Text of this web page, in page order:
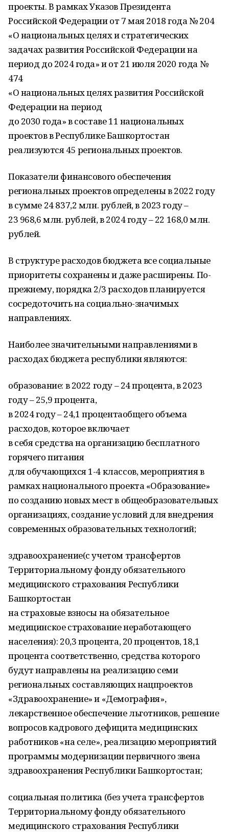
проекты. В рамках Указов Президента
Российской Федерации от 7 мая 2018 года № 204
«О национальных целях и стратегических
задачах развития Российской Федерации на
период до 2024 года» и от 21 июля 2020 года №
474
«О национальных целях развития Российской
Федерации на период
до 2030 года» в составе 11 национальных
проектов в Республике Башкортостан
реализуются 45 региональных проектов.
Показатели финансового обеспечения
региональных проектов определены в 2022 году
в сумме 24 837,2 млн. рублей, в 2023 году –
23 968,6 млн. рублей, в 2024 году – 22 168,0 млн.
рублей.
В структуре расходов бюджета все социальные
приоритеты сохранены и даже расширены. По-
прежнему, порядка 2/3 расходов планируется
сосредоточить на социально-значимых
направлениях.
Наиболее значительными направлениями в
расходах бюджета республики являются:
образование: в 2022 году – 24 процента, в 2023
году – 25,9 процента,
в 2024 году – 24,1 процентаобщего объема
расходов, которое включает
в себя средства на организацию бесплатного
горячего питания
для обучающихся 1-4 классов, мероприятия в
рамках национального проекта «Образование»
по созданию новых мест в общеобразовательных
организациях, создание условий для внедрения
современных образовательных технологий;
здравоохранение(с учетом трансфертов
Территориальному фонду обязательного
медицинского страхования Республики
Башкортостан
на страховые взносы на обязательное
медицинское страхование неработающего
населения): 20,3 процента, 20 процентов, 18,1
процента соответственно, средства которого
будут направлены на реализацию семи
региональных составляющих нацпроектов
«Здравоохранение» и «Демография»,
лекарственное обеспечение льготников, решение
вопросов кадрового дефицита медицинских
работников «на селе», реализацию мероприятий
программы модернизации первичного звена
здравоохранения Республики Башкортостан;
социальная политика (без учета трансфертов
Территориальному фонду обязательного
медицинского страхования Республики